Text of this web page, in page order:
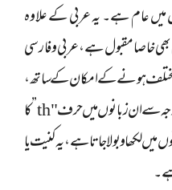
عام ہے۔ یہ عربی کے علاوہ
بھی خاصا مقبول ہے ، عربی و فارسی
ہونے کے امکان کے ساتھ،
یا تو "ث” آواز کی کمی یا مختلف ہونے کی وجہ سے ان زبانوں میں حرف "th” کا
لکھا و بولا جاتا ہے، یہ کنیت یا